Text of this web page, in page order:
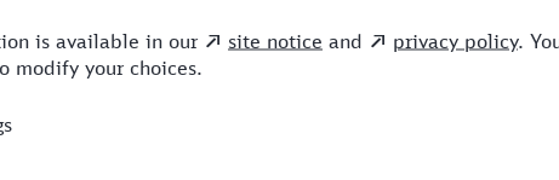
4:45 1 RB,ICE